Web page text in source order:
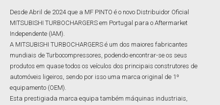
Desde Abril de 2024 que a MF PINTO é o novo Distribuidor Oficial
MITSUBISHI TURBOCHARGERS em Portugal para o Aftermarket
Independente (IAM).
A MITSUBISHI TURBOCHARGERS é um dos maiores fabricantes
mundiais de Turbocompressores, podendo encontrar-se os seus
produtos em quase todos os veículos dos principais construtores de
automóveis ligeiros, sendo por isso uma marca original de 1º
equipamento (OEM).
Esta prestigiada marca equipa também máquinas industriais,